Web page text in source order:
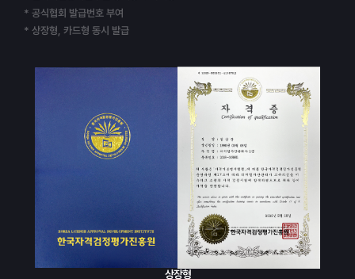
* 공식협회 발급번호 부여
* 상장형, 카드형 동시 발급
상장형